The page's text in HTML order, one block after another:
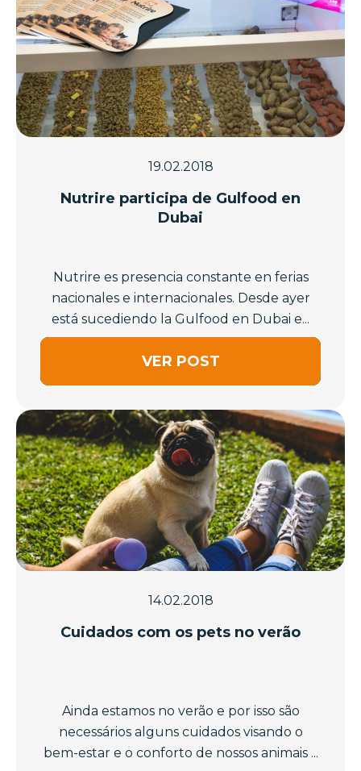
19.02.2018
Nutrire participa de Gulfood en
Dubai
Nutrire es presencia constante en ferias
nacionales e internacionales. Desde ayer
está sucediendo la Gulfood en Dubai e...
VER POST
14.02.2018
Cuidados com os pets no verão
Ainda estamos no verão e por isso são
necessários alguns cuidados visando o
bem-estar e o conforto de nossos animais ...